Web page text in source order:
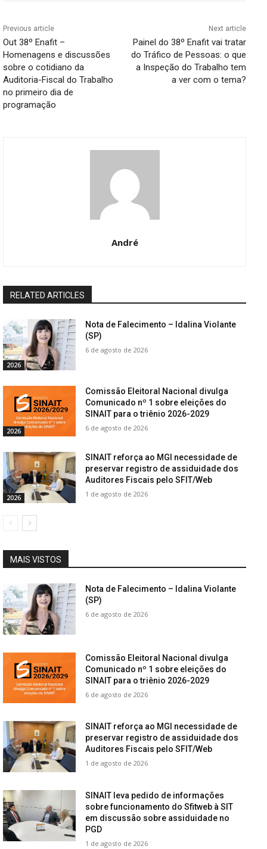
Previous article
Out 38º Enafit –
Homenagens e discussões
sobre o cotidiano da
Auditoria-Fiscal do Trabalho
no primeiro dia de
programação
Next article
Painel do 38º Enafit vai tratar
do Tráfico de Pessoas: o que
a Inspeção do Trabalho tem
a ver com o tema?
André
RELATED ARTICLES
2026
Nota de Falecimento – Idalina Violante
(SP)
6 de agosto de 2026
2026
Comissão Eleitoral Nacional divulga
Comunicado nº 1 sobre eleições do
SINAIT para o triênio 2026-2029
6 de agosto de 2026
2026
SINAIT reforça ao MGI necessidade de
preservar registro de assiduidade dos
Auditores Fiscais pelo SFIT/Web
1 de agosto de 2026
MAIS VISTOS
Nota de Falecimento – Idalina Violante
(SP)
6 de agosto de 2026
Comissão Eleitoral Nacional divulga
Comunicado nº 1 sobre eleições do
SINAIT para o triênio 2026-2029
6 de agosto de 2026
SINAIT reforça ao MGI necessidade de
preservar registro de assiduidade dos
Auditores Fiscais pelo SFIT/Web
1 de agosto de 2026
SINAIT leva pedido de informações
sobre funcionamento do Sfitweb à SIT
em discussão sobre assiduidade no
PGD
1 de agosto de 2026